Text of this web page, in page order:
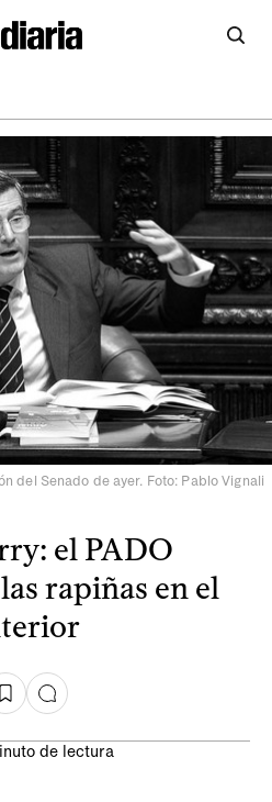
del Senado de ayer. Foto: Pablo Vignali
el PADO
rapiñas en el
de lectura